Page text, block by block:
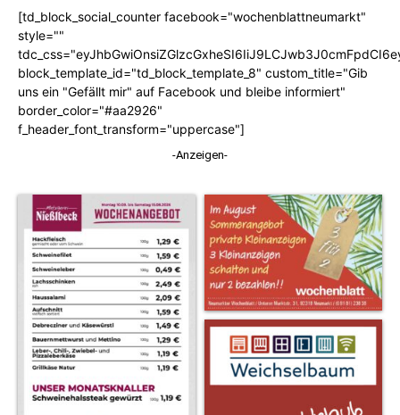
[td_block_social_counter facebook="wochenblattneumarkt"
style=""
block_template_id="td_block_template_8" custom_title="Gib
uns ein "Gefällt mir" auf Facebook und bleibe informiert"
border_color="#aa2926"
f_header_font_transform="uppercase"]
-Anzeigen-